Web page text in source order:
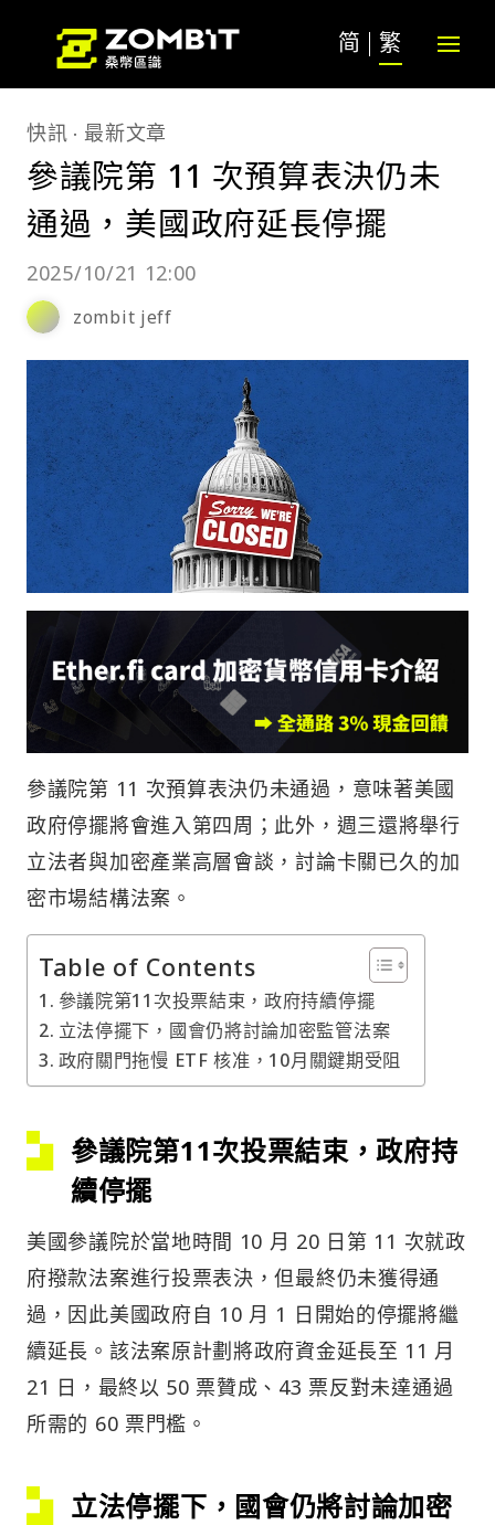
简 繁
快訊 最新文章
參議院第 11 次預算表決仍未
通過，美國政府延長停擺
2025/10/21 12:00
zombit jeff
參議院第 11 次預算表決仍未通過，意味著美國
政府停擺將會進入第四周；此外，週三還將舉行
立法者與加密產業高層會談，討論卡關已久的加
密市場結構法案。
Table of Contents
參議院第11次投票結束，政府持續停擺
立法停擺下，國會仍將討論加密監管法案
政府關門拖慢 ETF 核准，10月關鍵期受阻
參議院第11次投票結束，政府持
續停擺
美國參議院於當地時間 10 月 20 日第 11 次就政
府撥款法案進行投票表決，但最終仍未獲得通
過，因此美國政府自 10 月 1 日開始的停擺將繼
續延長。該法案原計劃將政府資金延長至 11 月
21 日，最終以 50 票贊成、43 票反對未達通過
所需的 60 票門檻。
立法停擺下，國會仍將討論加密